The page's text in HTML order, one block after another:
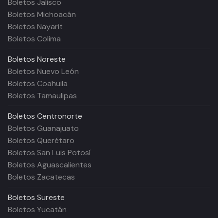
Boletos Jalisco
Boletos Michoacán
Boletos Nayarit
Boletos Colima
Boletos Noreste
Boletos Nuevo León
Boletos Coahuila
Boletos Tamaulipas
Boletos Centronorte
Boletos Guanajuato
Boletos Querétaro
Boletos San Luis Potosí
Boletos Aguascalientes
Boletos Zacatecas
Boletos Sureste
Boletos Yucatán